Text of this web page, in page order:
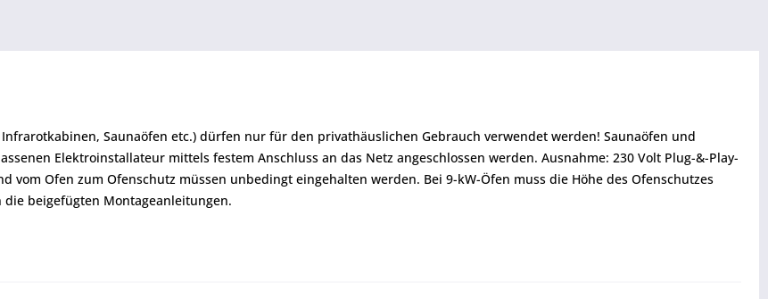
Saunaöfen etc.) dürfen nur für den privathäuslichen Gebrauch verwendet werden! Saunaöfen und
Elektroinstallateur mittels festem Anschluss an das Netz angeschlossen werden. Ausnahme: 230 Volt Plug-&-Play-
vom Ofen zum Ofenschutz müssen unbedingt eingehalten werden. Bei 9-kW-Öfen muss die Höhe des Ofenschutzes
beigefügten Montageanleitungen.